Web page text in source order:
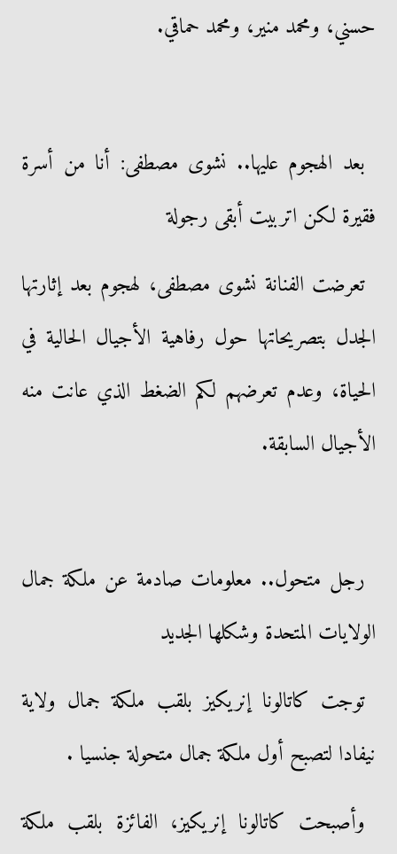
حسني، ومحمد منير، ومحمد حماقي.
بعد الهجوم عليها.. نشوى مصطفى: أنا من أسرة
فقيرة لكن اتربيت أبقى رجولة
تعرضت الفنانة نشوى مصطفى، لهجوم بعد إثارتها
الجدل بتصريحاتها حول رفاهية الأجيال الحالية في
الحياة، وعدم تعرضهم لكم الضغط الذي عانت منه
الأجيال السابقة.
رجل متحول.. معلومات صادمة عن ملكة جمال
الولايات المتحدة وشكلها الجديد
توجت كاتالونا إنريكيز بلقب ملكة جمال ولاية
نيفادا لتصبح أول ملكة جمال متحولة جنسيا .
وأصبحت كاتالونا إنريكيز، الفائزة بلقب ملكة